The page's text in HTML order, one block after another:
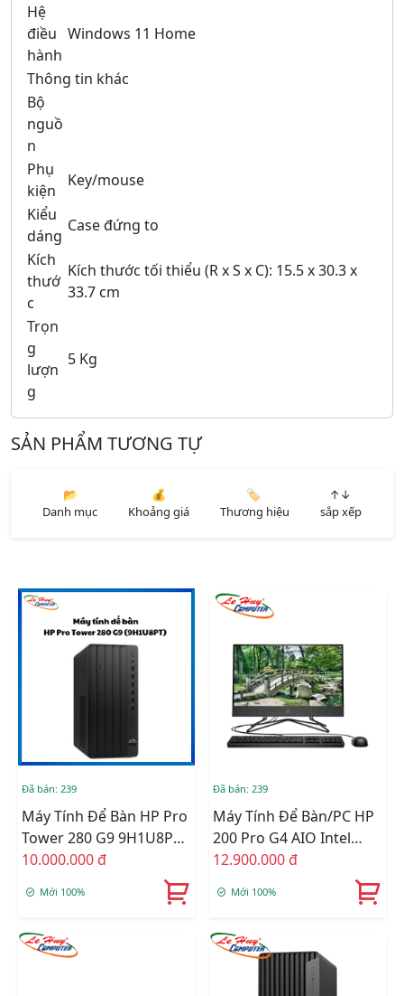
Hệ
điều
hành
Windows 11 Home
Thông tin khác
Bộ
nguồ
n
Phụ
kiện
Key/mouse
Kiểu
dáng
Case đứng to
Kích
thướ
c
Kích thước tối thiểu (R x S x C): 15.5 x 30.3 x
33.7 cm
Trọn
g
lượn
g
5 Kg
SẢN PHẨM TƯƠNG TỰ
📂
Danh mục
💰
Khoảng giá
🏷️
Thương hiệu
↑↓
sắp xếp
Đã bán: 239
Máy Tính Để Bàn HP Pro
Tower 280 G9 9H1U8PT
(I3 13100/ 8GB/ 256Gb
SSD/ Wifi + BT/ Win11)
10.000.000 đ
Mới 100%
Đã bán: 239
Máy Tính Để Bàn/PC HP
200 Pro G4 AIO Intel
Core I3-1215U 6M7Q5PA
12.900.000 đ
Mới 100%